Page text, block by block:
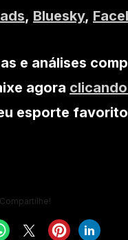
, Bluesky,
e análises
agora
esporte
Compartilhe!